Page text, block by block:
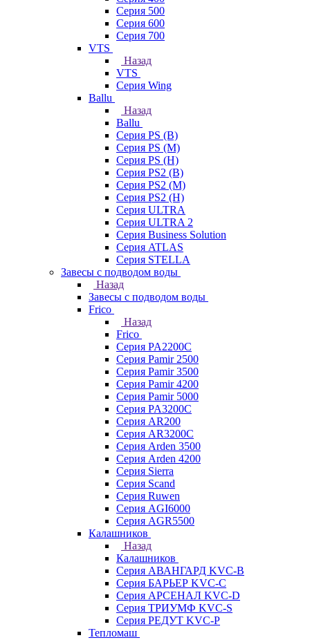
Серия 500
Серия 600
Серия 700
VTS
Назад
VTS
Серия Wing
Ballu
Назад
Ballu
Серия PS (B)
Серия PS (M)
Серия PS (H)
Серия PS2 (B)
Серия PS2 (M)
Серия PS2 (H)
Серия ULTRA
Серия ULTRA 2
Серия Business Solution
Серия ATLAS
Серия STELLA
Завесы с подводом воды
Назад
Завесы с подводом воды
Frico
Назад
Frico
Серия PA2200C
Серия Pamir 2500
Серия Pamir 3500
Серия Pamir 4200
Серия Pamir 5000
Серия PA3200C
Серия AR200
Серия AR3200C
Серия Arden 3500
Серия Arden 4200
Серия Sierra
Серия Scand
Серия Ruwen
Серия AGI6000
Серия AGR5500
Калашников
Назад
Калашников
Серия АВАНГАРД KVC-B
Серия БАРЬЕР KVC-C
Серия АРСЕНАЛ KVC-D
Серия ТРИУМФ KVC-S
Серия РЕДУТ KVC-P
Тепломаш